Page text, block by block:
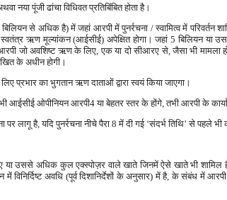
पूंजी ढांचा विधिवत प्रतिबिंबित होता है।
से अधिक है) में जहां आरपी में पुनर्रचना / स्वामित्व में परिवर्तन
ऋण मूल्यांकन (आईसीई) अपेक्षित होगा। जहां 5 बिलियन या
जो अवशिष्ट ऋण के लिए, एक या दो सीआरए से, जैसा भी मामला
के अधीन होगी।
प्रभार का भुगतान ऋण दाताओं द्वारा स्वयं किया जाएगा।
ओपीनियन आरपी4 या बेहतर स्तर के होंगे, तभी आरपी के
लागू है, यदि पुनर्रचना नीचे पैरा 8 में दी गई ‘संदर्भ तिथि’ से पहले भी
उससे अधिक कुल एक्स्पोज़र वाले खाते जिनमें ऐसे खाते भी शामिल
विनिर्दिष्ट अवधि (पूर्व दिशानिर्देशों के अनुसार) में है, के संबंध में